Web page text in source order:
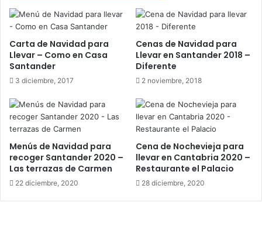
Carta de Navidad para
Llevar – Como en Casa
Santander
3 diciembre, 2017
Cenas de Navidad para
Llevar en Santander 2018 –
Diferente
2 noviembre, 2018
Menús de Navidad para
recoger Santander 2020 –
Las terrazas de Carmen
22 diciembre, 2020
Cena de Nochevieja para
llevar en Cantabria 2020 –
Restaurante el Palacio
28 diciembre, 2020